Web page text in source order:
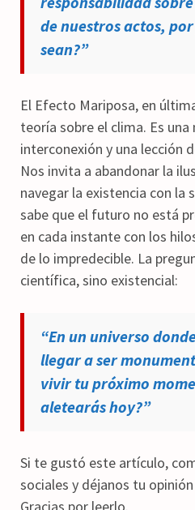
de nuestros actos,
sean?”
El Efecto Mariposa, en
teoría sobre el clima. Es
interconexión y una lección
Nos invita a abandonar la
navegar la existencia con la
sabe que el futuro no está
en cada instante con los
de lo impredecible. La
científica, sino existencial:
“En un universo
llegar a ser
vivir tu próximo
aletearás hoy?”
Si te gustó este artículo,
sociales y déjanos tu
Gracias por leerlo.